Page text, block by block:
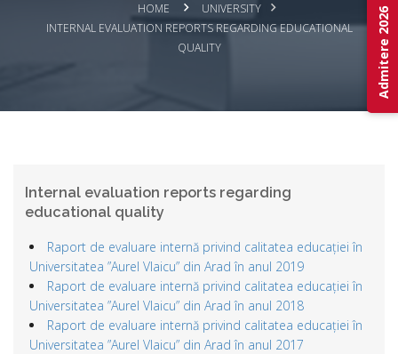
HOME
UNIVERSITY
INTERNAL EVALUATION REPORTS REGARDING EDUCATIONAL
QUALITY
Internal evaluation reports regarding
educational quality
Raport de evaluare internă privind calitatea educației în
Universitatea ”Aurel Vlaicu” din Arad în anul 2019
Raport de evaluare internă privind calitatea educației în
Universitatea ”Aurel Vlaicu” din Arad în anul 2018
Raport de evaluare internă privind calitatea educației în
Universitatea ”Aurel Vlaicu” din Arad în anul 2017
Admitere 2026